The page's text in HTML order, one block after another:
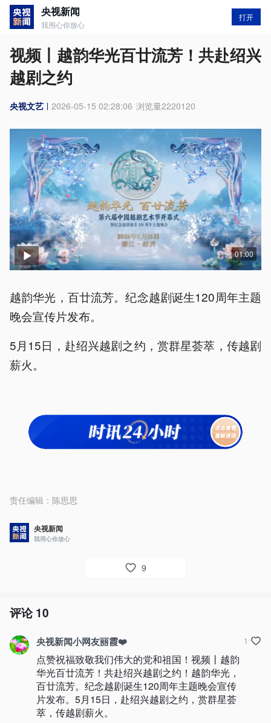
央视新闻
我用心你放心
打开
视频丨越韵华光百廿流芳！共赴绍兴
越剧之约
央视文艺 2026-05-15 02:28:06 浏览量2220120
01:00
越韵华光，百廿流芳。纪念越剧诞生120周年主题
晚会宣传片发布。
5月15日，赴绍兴越剧之约，赏群星荟萃，传越剧
薪火。
责任编辑： 陈思思
央视新闻
我用心你放心
9
评论10
央视新闻小网友丽霞❤️
点赞祝福致敬我们伟大的党和祖国！视频丨越韵
华光百廿流芳！共赴绍兴越剧之约！越韵华光，
百廿流芳。纪念越剧诞生120周年主题晚会宣传
片发布。5月15日，赴绍兴越剧之约，赏群星荟
萃，传越剧薪火。
1